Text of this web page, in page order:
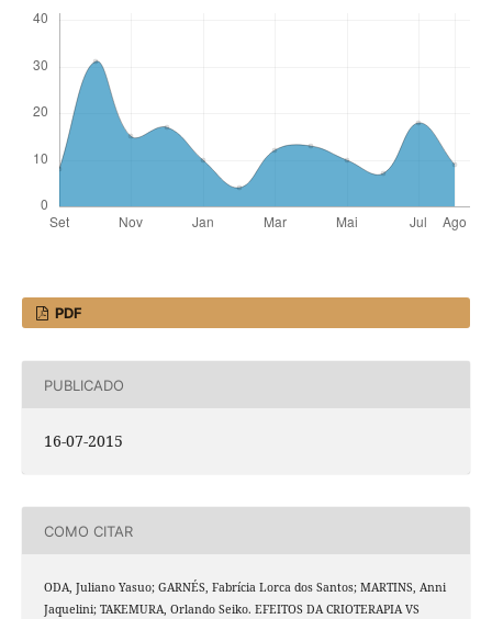
PDF
PUBLICADO
16-07-2015
COMO CITAR
ODA, Juliano Yasuo; GARNÉS, Fabrícia Lorca dos Santos; MARTINS, Anni
Jaquelini; TAKEMURA, Orlando Seiko. EFEITOS DA CRIOTERAPIA VS